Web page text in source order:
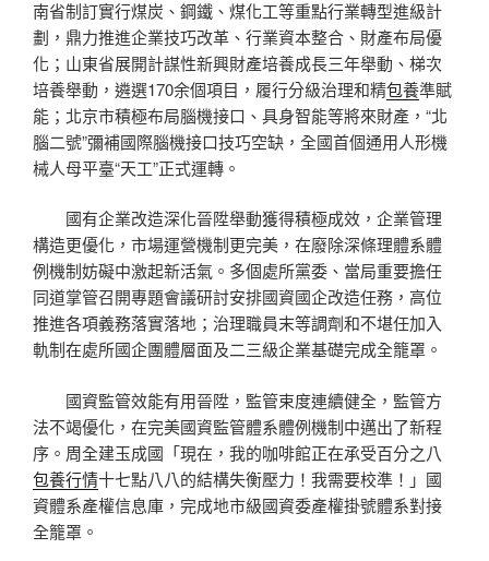
南省制訂實行煤炭、鋼鐵、煤化工等重點行業轉型進級計
劃，鼎力推進企業技巧改革、行業資本整合、財產布局優
化；山東省展開計謀性新興財產培養成長三年舉動、梯次
培養舉動，遴選170余個項目，履行分級治理和精包養準賦
能；北京市積極布局腦機接口、具身智能等將來財產，“北
腦二號”彌補國際腦機接口技巧空缺，全國首個通用人形機
械人母平臺“天工”正式運轉。
國有企業改造深化晉陞舉動獲得積極成效，企業管理
構造更優化，市場運營機制更完美，在廢除深條理體系體
例機制妨礙中激起新活氣。多個處所黨委、當局重要擔任
同道掌管召開專題會議研討安排國資國企改造任務，高位
推進各項義務落實落地；治理職員末等調劑和不堪任加入
軌制在處所國企團體層面及二三級企業基礎完成全籠罩。
國資監管效能有用晉陞，監管束度連續健全，監管方
法不竭優化，在完美國資監管體系體例機制中邁出了新程
序。周全建玉成國「現在，我的咖啡館正在承受百分之八
包養行情十七點八八的結構失衡壓力！我需要校準！」國
資體系產權信息庫，完成地市級國資委產權掛號體系對接
全籠罩。